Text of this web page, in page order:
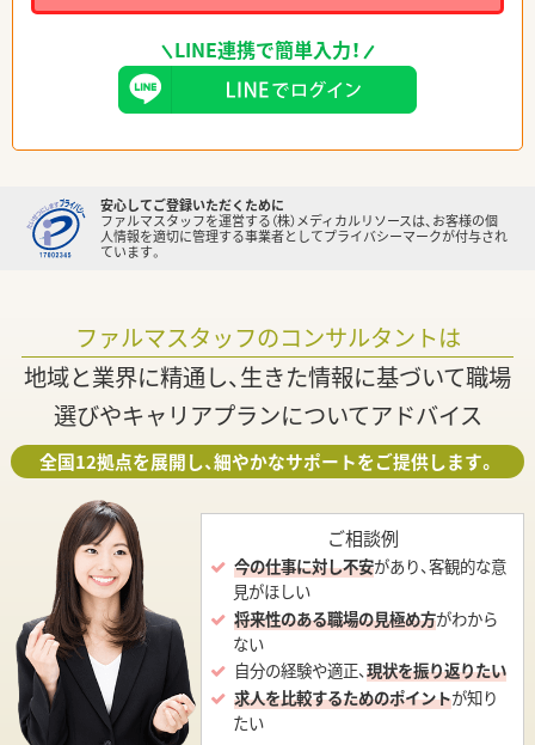
LINE連携で簡単入力！
安心してご登録いただくために
ファルマスタッフを運営する（株）メディカルリソースは、お客様の個
人情報を適切に管理する事業者としてプライバシーマークが付与され
ています。
ファルマスタッフのコンサルタントは
地域と業界に精通し、生きた情報に基づいて職場
選びやキャリアプランについてアドバイス
全国12拠点を展開し、細やかなサポートをご提供します。
ご相談例
今の仕事に対し不安があり、客観的な意
見がほしい
将来性のある職場の見極め方がわから
ない
自分の経験や適正、現状を振り返りたい
求人を比較するためのポイントが知り
たい